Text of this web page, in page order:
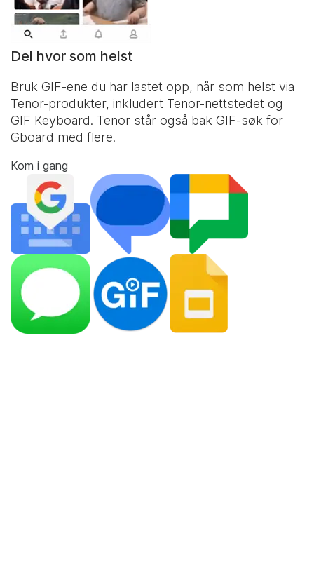
Del hvor som helst
Bruk GIF-ene du har lastet opp, når som helst via
Tenor-produkter, inkludert Tenor-nettstedet og
GIF Keyboard. Tenor står også bak GIF-søk for
Gboard med flere.
Kom i gang